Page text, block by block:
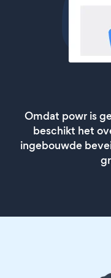
Omdat powr is
beschikt het
ingebouwde